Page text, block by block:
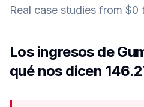
Real case studies from $0
Los ingresos de
qué nos dicen